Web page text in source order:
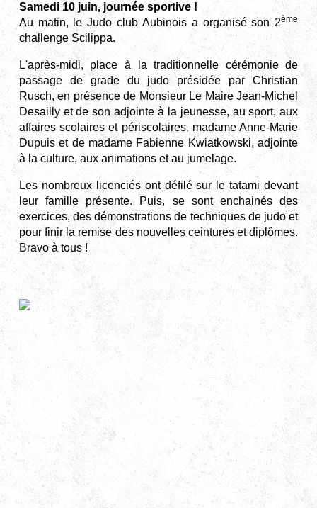
Samedi 10 juin, journée sportive !
Au matin, le Judo club Aubinois a organisé son 2ème
challenge Scilippa.
L'après-midi, place à la traditionnelle cérémonie de
passage de grade du judo présidée par Christian
Rusch, en présence de Monsieur Le Maire Jean-Michel
Desailly et de son adjointe à la jeunesse, au sport, aux
affaires scolaires et périscolaires, madame Anne-Marie
Dupuis et de madame Fabienne Kwiatkowski, adjointe
à la culture, aux animations et au jumelage.
Les nombreux licenciés ont défilé sur le tatami devant
leur famille présente. Puis, se sont enchainés des
exercices, des démonstrations de techniques de judo et
pour finir la remise des nouvelles ceintures et diplômes.
Bravo à tous !